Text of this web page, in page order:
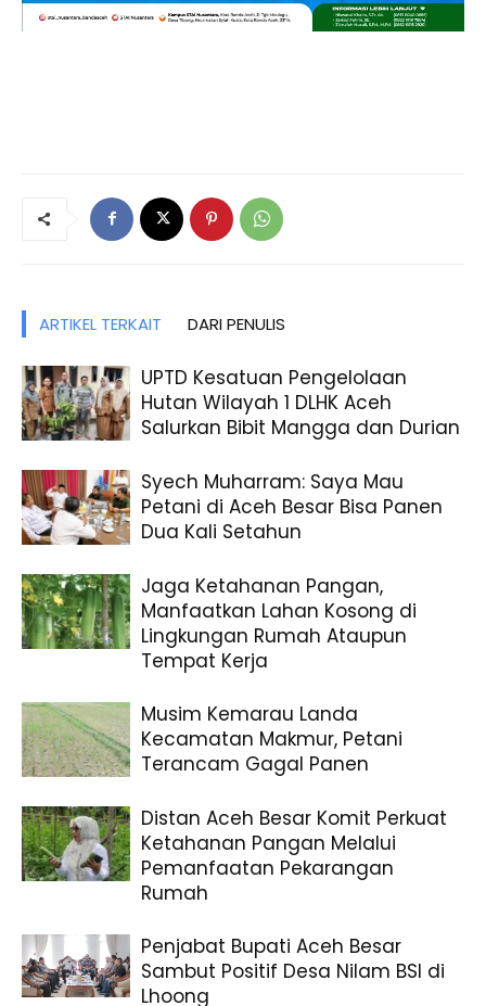
ARTIKEL TERKAIT DARI PENULIS
UPTD Kesatuan Pengelolaan
Hutan Wilayah 1 DLHK Aceh
Salurkan Bibit Mangga dan Durian
Syech Muharram: Saya Mau
Petani di Aceh Besar Bisa Panen
Dua Kali Setahun
Jaga Ketahanan Pangan,
Manfaatkan Lahan Kosong di
Lingkungan Rumah Ataupun
Tempat Kerja
Musim Kemarau Landa
Kecamatan Makmur, Petani
Terancam Gagal Panen
Distan Aceh Besar Komit Perkuat
Ketahanan Pangan Melalui
Pemanfaatan Pekarangan
Rumah
Penjabat Bupati Aceh Besar
Sambut Positif Desa Nilam BSI di
Lhoong